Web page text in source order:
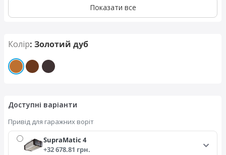
Показати все
Колір: Золотий дуб
Доступні варіанти
Привід для гаражних воріт
SupraMatic 4
+32 678.81 грн.